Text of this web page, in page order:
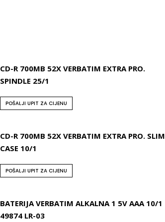
CD-R 700MB 52X VERBATIM EXTRA PRO.
SPINDLE 25/1
POŠALJI UPIT ZA CIJENU
CD-R 700MB 52X VERBATIM EXTRA PRO. SLIM
CASE 10/1
POŠALJI UPIT ZA CIJENU
BATERIJA VERBATIM ALKALNA 1 5V AAA 10/1
49874 LR-03